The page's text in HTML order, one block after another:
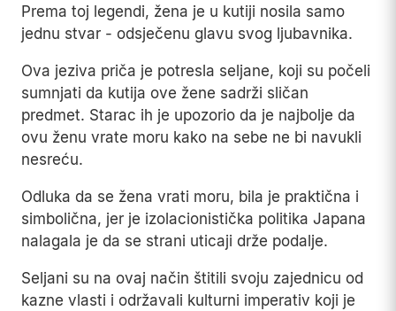
Prema toj legendi, žena je u kutiji nosila samo
jednu stvar - odsječenu glavu svog ljubavnika.
Ova jeziva priča je potresla seljane, koji su počeli
sumnjati da kutija ove žene sadrži sličan
predmet. Starac ih je upozorio da je najbolje da
ovu ženu vrate moru kako na sebe ne bi navukli
nesreću.
Odluka da se žena vrati moru, bila je praktična i
simbolična, jer je izolacionistička politika Japana
nalagala je da se strani uticaji drže podalje.
Seljani su na ovaj način štitili svoju zajednicu od
kazne vlasti i održavali kulturni imperativ koji je